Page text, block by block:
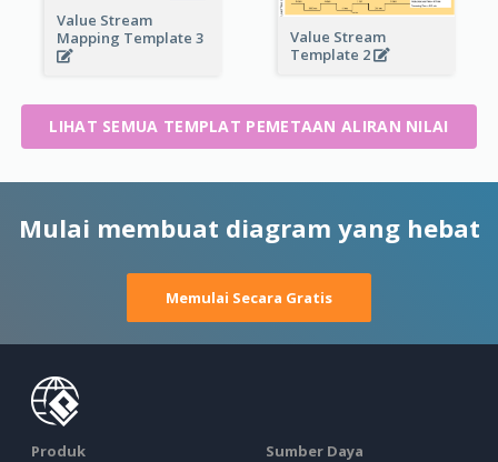
Value Stream
Mapping Template 3
Value Stream
Template 2
LIHAT SEMUA TEMPLAT PEMETAAN ALIRAN NILAI
Mulai membuat diagram yang hebat
Memulai Secara Gratis
Produk Sumber Daya